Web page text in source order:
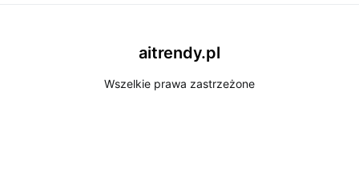
aitrendy.pl
Wszelkie prawa zastrzeżone